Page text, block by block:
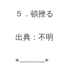
５．頓挫る
出典：不明
*———-*